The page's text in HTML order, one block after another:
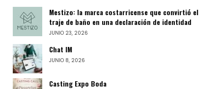
Mestizo: la marca costarricense que convirtió el
traje de baño en una declaración de identidad
JUNIO 23, 2026
Chat IM
JUNIO 8, 2026
Casting Expo Boda